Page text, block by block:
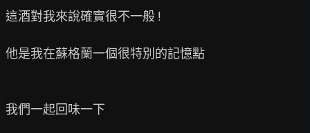
這酒對我來說確實很不一般 !
他是我在蘇格蘭一個很特別的記憶點
我們一起回味一下